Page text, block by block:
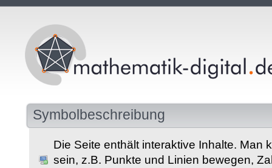
Symbolbeschreibung
Die Seite enthält interaktive Inhalte. Man
sein, z.B. Punkte und Linien bewegen,